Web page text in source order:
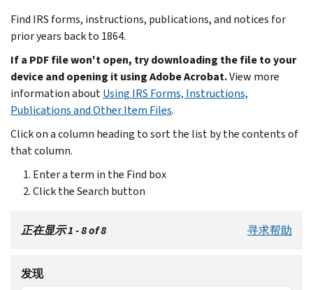
Find IRS forms, instructions, publications, and notices for
prior years back to 1864.
If a PDF file won't open, try downloading the file to your
device and opening it using Adobe Acrobat.View more
information aboutUsing IRS Forms, Instructions,
Publications and Other Item Files.
Click on a column heading to sort the list by the contents of
that column.
Enter a term in the Find box
Click the Search button
正在显示 1 - 8 of 8 寻求帮助
发现